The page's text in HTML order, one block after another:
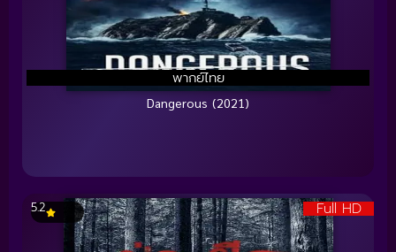
พากย์ไทย
Dangerous (2021)
Full HD
5.2